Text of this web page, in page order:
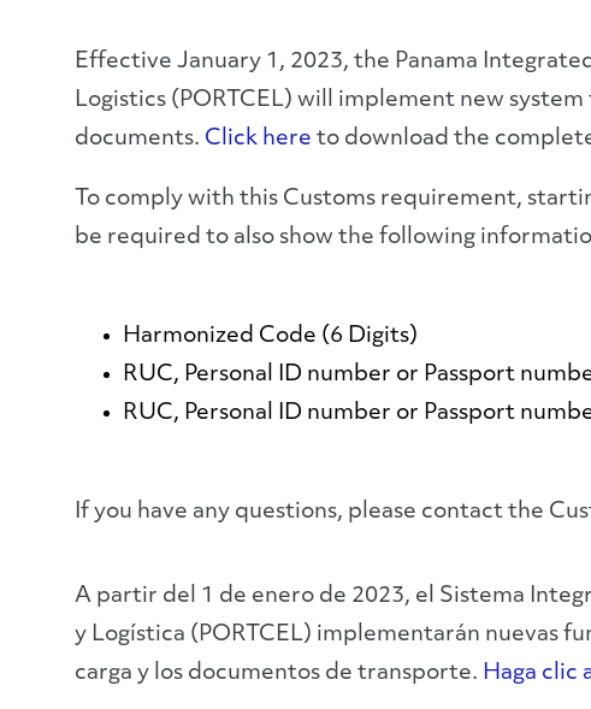
Effective January 1, 2023, the Panama
Logistics (PORTCEL) will implement new
documents. Click here to download the
To comply with this Customs requirement,
be required to also show the following
Harmonized Code (6 Digits)
RUC, Personal ID number or Passport
RUC, Personal ID number or Passport
If you have any questions, please contact the
A partir del 1 de enero de 2023, el Sistema
y Logística (PORTCEL) implementarán nuevas
carga y los documentos de transporte. Haga clic